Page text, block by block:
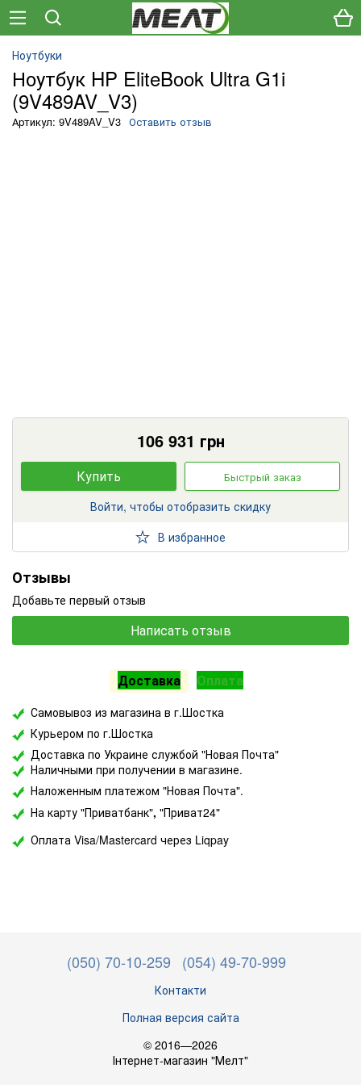
Ноутбуки
Ноутбук HP EliteBook Ultra G1i
(9V489AV_V3)
Артикул: 9V489AV_V3 Оставить отзыв
106 931 грн
Купить Быстрый заказ
Войти, чтобы отобразить скидку
В избранное
Отзывы
Добавьте первый отзыв
Написать отзыв
Доставка Оплата
Самовывоз из магазина в г.Шостка
Курьером по г.Шостка
Доставка по Украине службой "Новая Почта"
Наличными при получении в магазине.
Наложенным платежом "Новая Почта".
На карту "Приватбанк", "Приват24"
Оплата Visa/Mastercard через Liqpay
(050) 70-10-259 (054) 49-70-999
Контакти
Полная версия сайта
© 2016—2026
Інтернет-магазин "Мелт"